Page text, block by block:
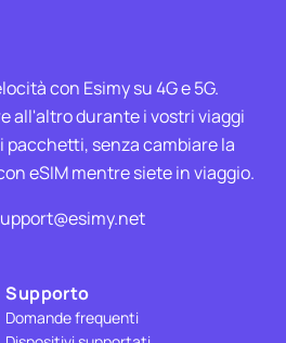
con Esimy su 4G e 5G.
all'altro durante i vostri viaggi
pacchetti, senza cambiare la
eSIM mentre siete in viaggio.
Supporto
Domande frequenti